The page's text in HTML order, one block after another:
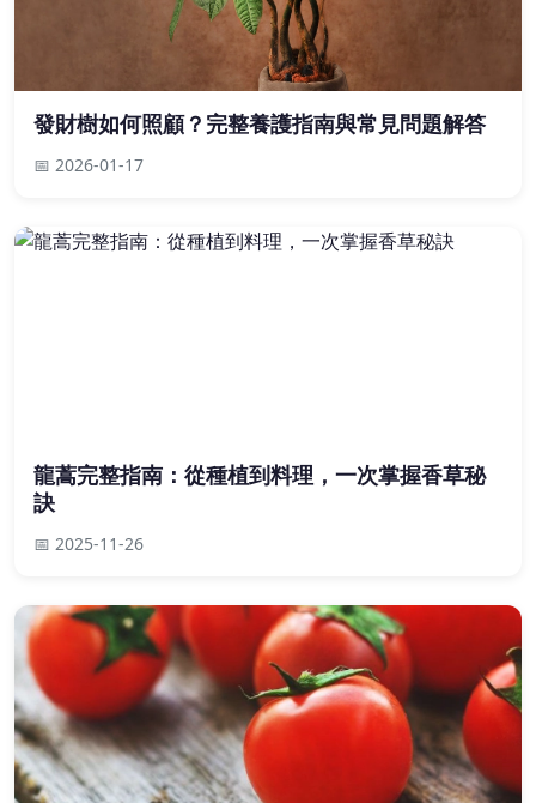
發財樹如何照顧？完整養護指南與常見問題解答
📅 2026-01-17
龍蒿完整指南：從種植到料理，一次掌握香草秘
訣
📅 2025-11-26